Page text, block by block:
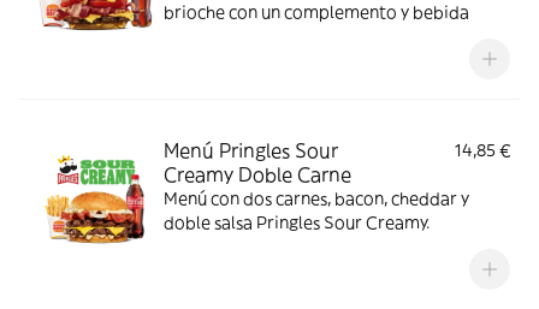
brioche con un complemento y bebida
Menú Pringles Sour
Creamy Doble Carne
14,85 €
Menú con dos carnes, bacon, cheddar y
doble salsa Pringles Sour Creamy.